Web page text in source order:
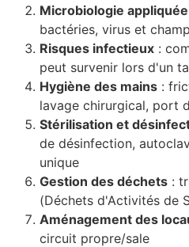
Microbiologie appliquée
bactéries, virus et
Risques infectieux :
peut survenir lors d'un
Hygiène des mains :
lavage chirurgical, port
Stérilisation et
de désinfection,
unique
Gestion des déchets :
(Déchets d'Activités de
Aménagement des
circuit propre/sale